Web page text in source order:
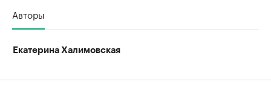
Авторы
Екатерина Халимовская